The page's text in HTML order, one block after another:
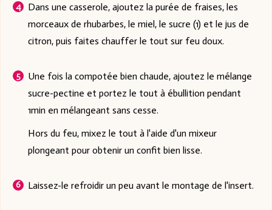
Dans une casserole, ajoutez la purée de fraises, les
morceaux de rhubarbes, le miel, le sucre (1) et le jus de
citron, puis faites chauffer le tout sur feu doux.
Une fois la compotée bien chaude, ajoutez le mélange
sucre-pectine et portez le tout à ébullition pendant
1min en mélangeant sans cesse.
Hors du feu, mixez le tout à l'aide d'un mixeur
plongeant pour obtenir un confit bien lisse.
Laissez-le refroidir un peu avant le montage de l'insert.